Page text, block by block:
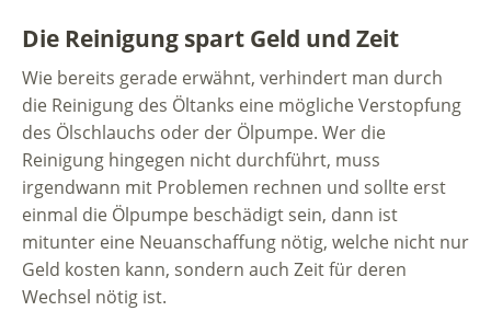
Die Reinigung spart Geld und Zeit
Wie bereits gerade erwähnt, verhindert man durch
die Reinigung des Öltanks eine mögliche Verstopfung
des Ölschlauchs oder der Ölpumpe. Wer die
Reinigung hingegen nicht durchführt, muss
irgendwann mit Problemen rechnen und sollte erst
einmal die Ölpumpe beschädigt sein, dann ist
mitunter eine Neuanschaffung nötig, welche nicht nur
Geld kosten kann, sondern auch Zeit für deren
Wechsel nötig ist.